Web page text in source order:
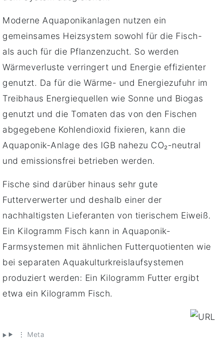
Moderne Aquaponikanlagen nutzen ein
gemeinsames Heizsystem sowohl für die Fisch-
als auch für die Pflanzenzucht. So werden
Wärmeverluste verringert und Energie effizienter
genutzt. Da für die Wärme- und Energiezufuhr im
Treibhaus Energiequellen wie Sonne und Biogas
genutzt und die Tomaten das von den Fischen
abgegebene Kohlendioxid fixieren, kann die
Aquaponik-Anlage des IGB nahezu CO₂-neutral
und emissionsfrei betrieben werden.
Fische sind darüber hinaus sehr gute
Futterverwerter und deshalb einer der
nachhaltigsten Lieferanten von tierischem Eiweiß.
Ein Kilogramm Fisch kann in Aquaponik-
Farmsystemen mit ähnlichen Futterquotienten wie
bei separaten Aquakulturkreislaufsystemen
produziert werden: Ein Kilogramm Futter ergibt
etwa ein Kilogramm Fisch.
⋮ Meta